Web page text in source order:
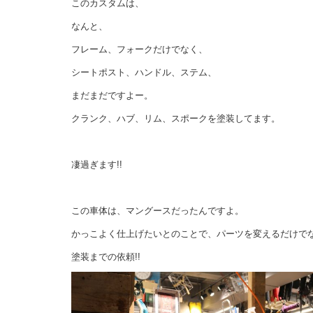
このカスタムは、
なんと、
フレーム、フォークだけでなく、
シートポスト、ハンドル、ステム、
まだまだですよー。
クランク、ハブ、リム、スポークを塗装してます。
凄過ぎます!!
この車体は、マングースだったんですよ。
かっこよく仕上げたいとのことで、パーツを変えるだけで
塗装までの依頼!!